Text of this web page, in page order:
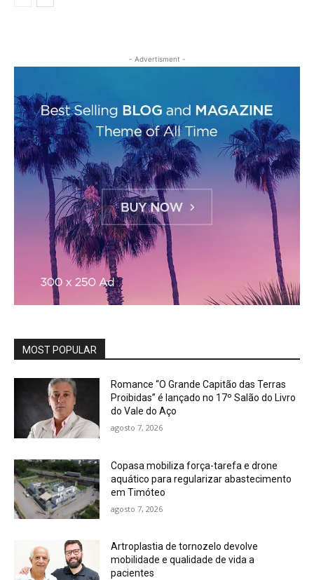
- Advertisment -
MOST POPULAR
Romance “O Grande Capitão das Terras
Proibidas” é lançado no 17º Salão do Livro
do Vale do Aço
agosto 7, 2026
Copasa mobiliza força-tarefa e drone
aquático para regularizar abastecimento
em Timóteo
agosto 7, 2026
Artroplastia de tornozelo devolve
mobilidade e qualidade de vida a
pacientes